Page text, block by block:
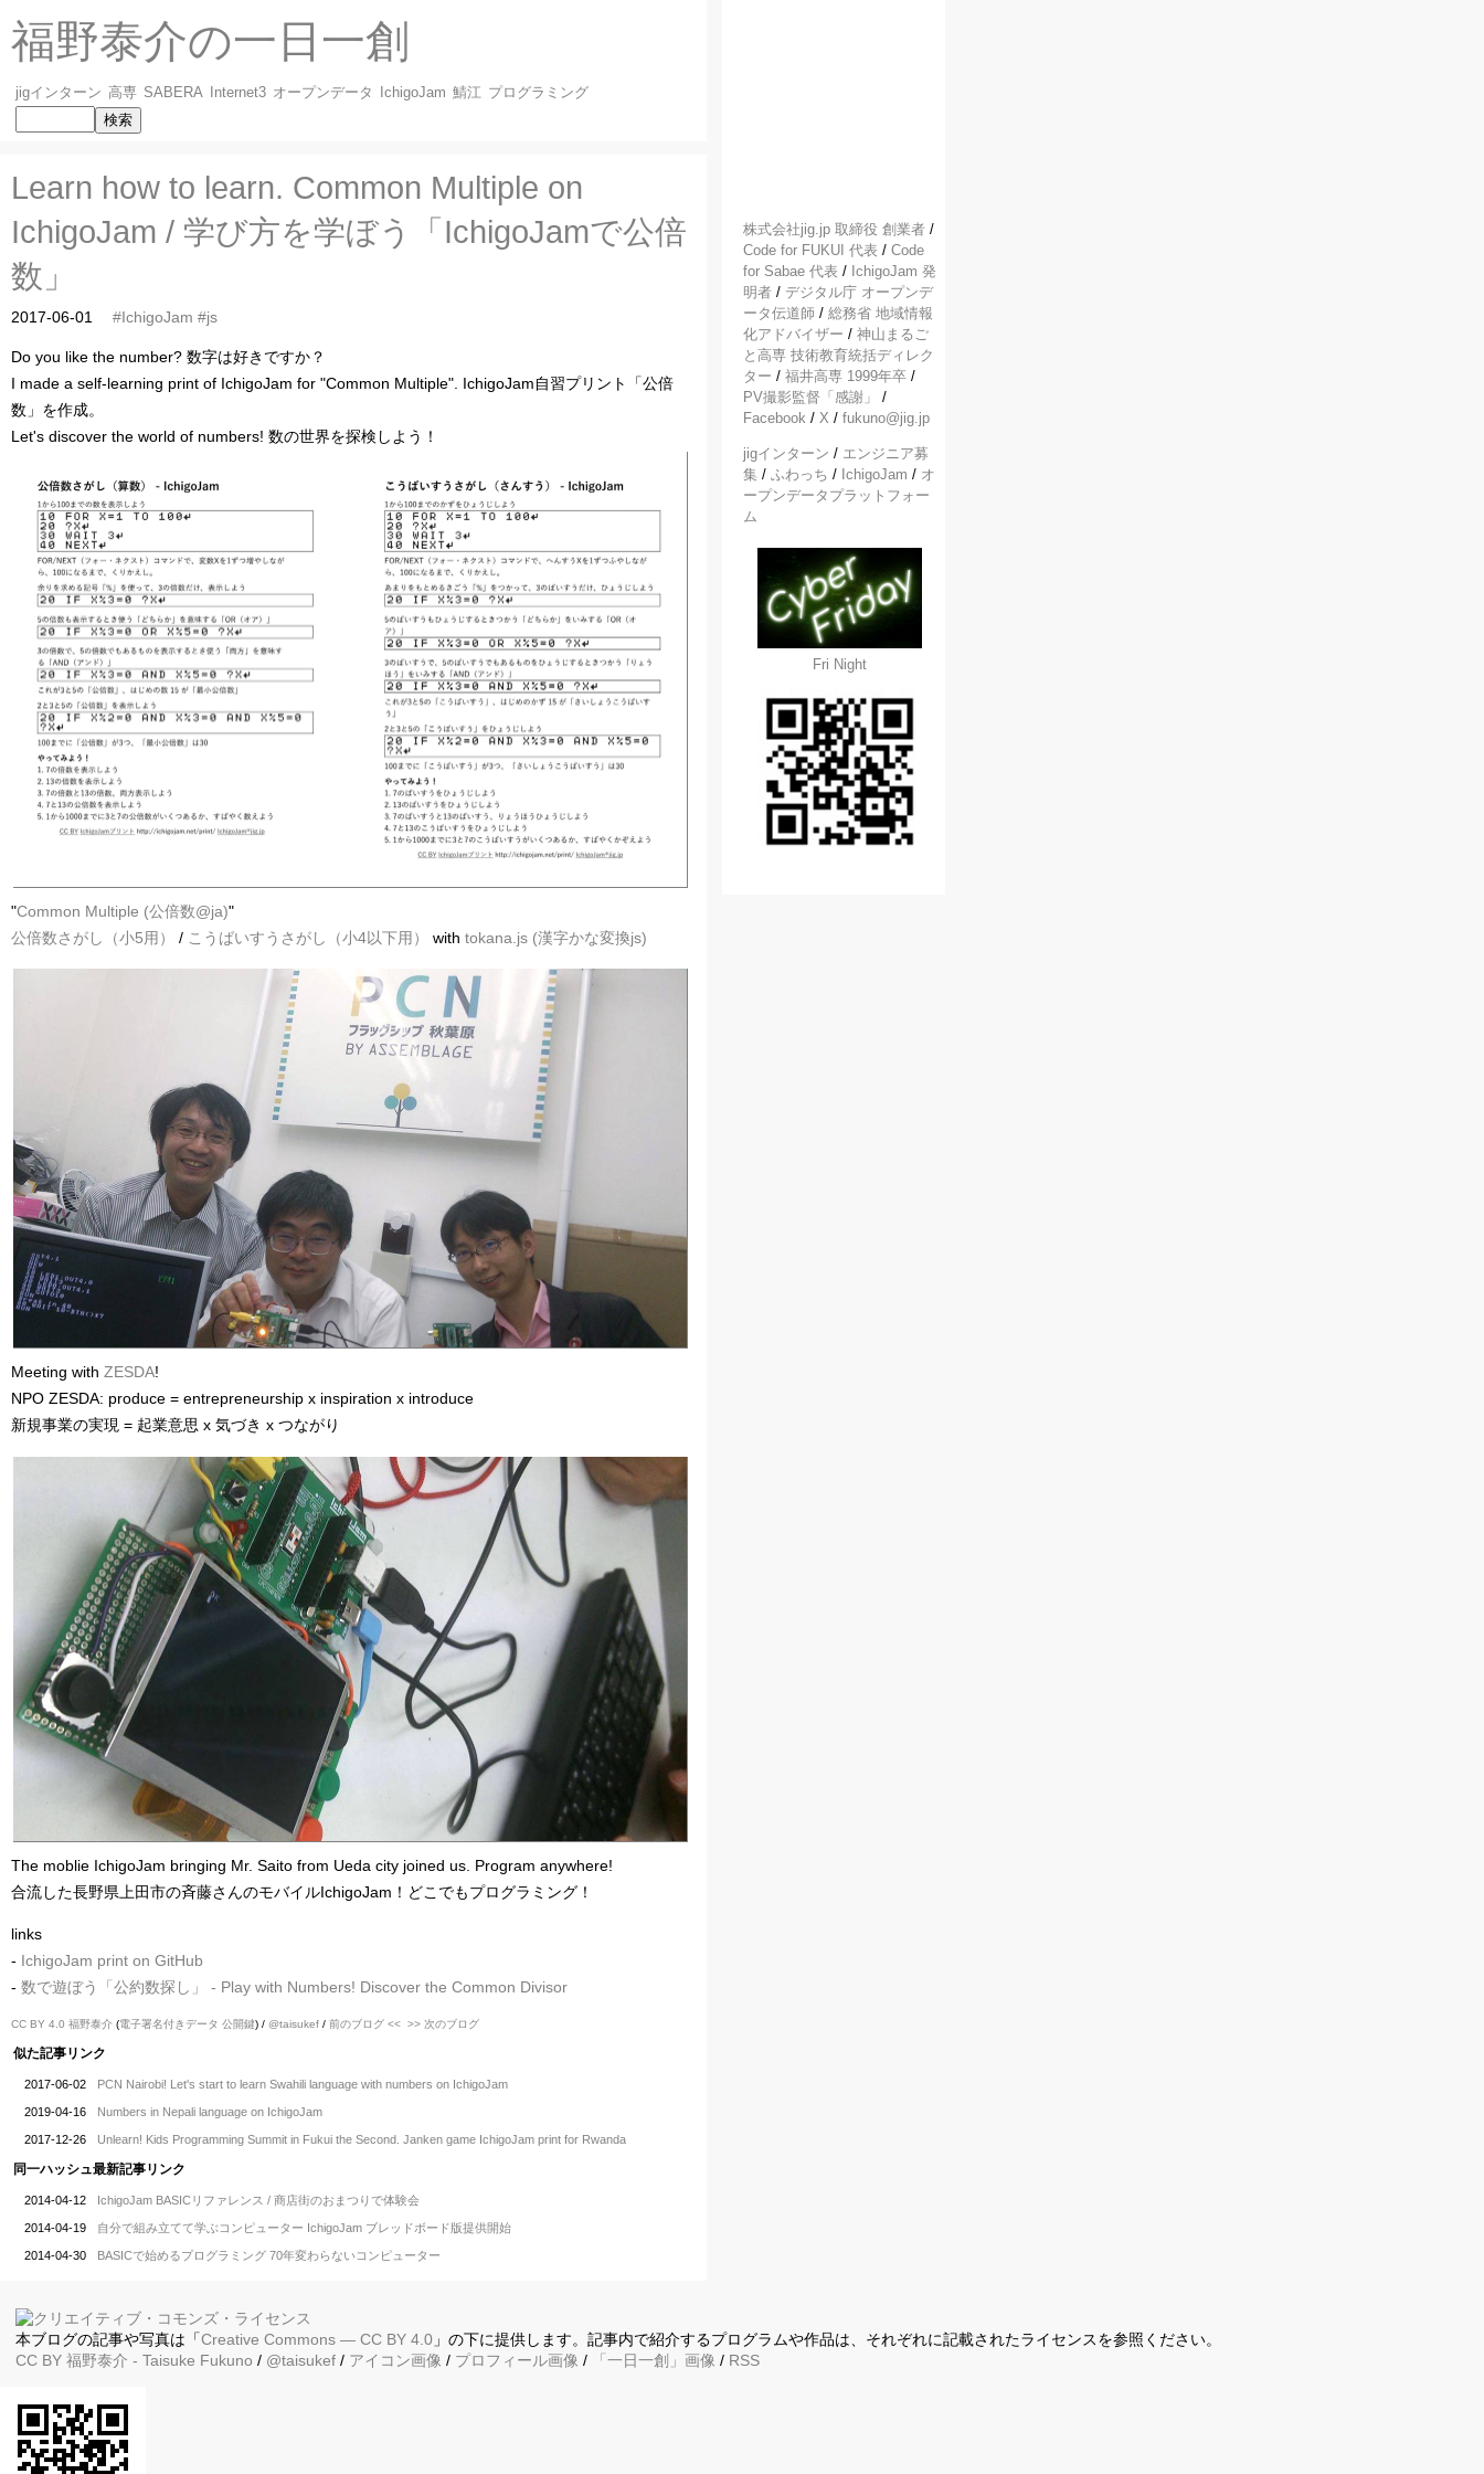
福野泰介の一日一創
jigインターン 高専 SABERA Internet3 オープンデータ IchigoJam 鯖江 プログラミング
Learn how to learn. Common Multiple on
IchigoJam / 学び方を学ぼう「IchigoJamで公倍
数」
2017-06-01 #IchigoJam #js
Do you like the number? 数字は好きですか？
I made a self-learning print of IchigoJam for "Common Multiple". IchigoJam自習プリント「公倍
数」を作成。
Let's discover the world of numbers! 数の世界を探検しよう！
"Common Multiple (公倍数@ja)"
公倍数さがし（小5用）
/ こうばいすうさがし（小4以下用） with tokana.js (漢字かな変換js)
Meeting with ZESDA!
NPO ZESDA: produce = entrepreneurship x inspiration x introduce
新規事業の実現 = 起業意思 x 気づき x つながり
The moblie IchigoJam bringing Mr. Saito from Ueda city joined us. Program anywhere!
合流した長野県上田市の斉藤さんのモバイルIchigoJam！どこでもプログラミング！
links
- IchigoJam print on GitHub
- 数で遊ぼう「公約数探し」 - Play with Numbers! Discover the Common Divisor
CC BY 4.0 福野泰介 (電子署名付きデータ 公開鍵) / @taisukef / 前のブログ << >> 次のブログ
似た記事リンク
2017-06-02 PCN Nairobi! Let's start to learn Swahili language with numbers on IchigoJam
2019-04-16 Numbers in Nepali language on IchigoJam
2017-12-26 Unlearn! Kids Programming Summit in Fukui the Second. Janken game IchigoJam print for Rwanda
同一ハッシュ最新記事リンク
2014-04-12 IchigoJam BASICリファレンス / 商店街のおまつりで体験会
2014-04-19 自分で組み立てて学ぶコンピューター IchigoJam ブレッドボード版提供開始
2014-04-30 BASICで始めるプログラミング 70年変わらないコンピューター
株式会社jig.jp 取締役 創業者 /
Code for FUKUI 代表 / Code
for Sabae 代表 / IchigoJam 発
明者 / デジタル庁 オープンデ
ータ伝道師 / 総務省 地域情報
化アドバイザー / 神山まるご
と高専 技術教育統括ディレク
ター / 福井高専 1999年卒 /
PV撮影監督「感謝」
/
Facebook / X / fukuno@jig.jp
jigインターン / エンジニア募
集 / ふわっち / IchigoJam / オ
ープンデータプラットフォー
ム
Fri Night
本ブログの記事や写真は「Creative Commons — CC BY 4.0 」の下に提供します。記事内で紹介するプログラムや作品は、それぞれに記載されたライセンスを参照ください。
CC BY 福野泰介 - Taisuke Fukuno / @taisukef / アイコン画像 / プロフィール画像 / 「一日一創」画像 / RSS